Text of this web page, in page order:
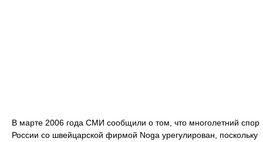
В марте 2006 года СМИ сообщили о том, что многолетний спор
России со швейцарской фирмой Noga урегулирован, поскольку